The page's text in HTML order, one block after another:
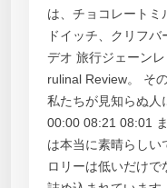
は、チョコレートミ
ドイッチ、クリフ
デオ 旅行ジェーン
rulinal Review。 そ
私たちが見知らぬ人
00:00 08:21 08:01
は本当に素晴らしい
ロリーは低いだけで